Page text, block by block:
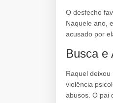
O desfecho
Naquele ano,
acusado por
Busca e
Raquel
violência
abusos. O pai